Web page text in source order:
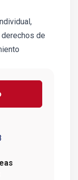
de